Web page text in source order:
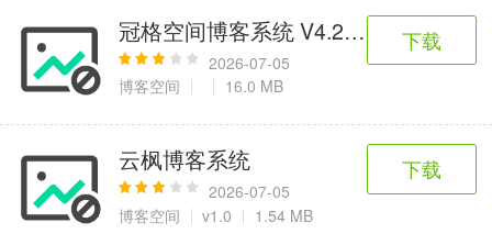
冠格空间博客系统 V4.2 Web开源版
2026-07-05
博客空间
16.0 MB
下载
云枫博客系统
2026-07-05
博客空间
v1.0 1.54 MB
下载